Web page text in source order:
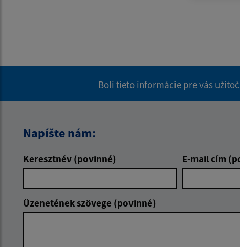
Boli tieto informácie pre vás
Napíšte nám:
Keresztnév (povinné) E-mail cím
Üzenetének szövege (povinné)